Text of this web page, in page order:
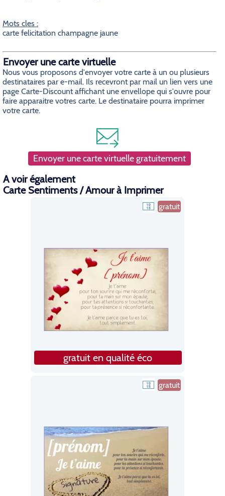
Mots cles :
carte felicitation champagne jaune
Envoyer une carte virtuelle
Nous vous proposons d'envoyer votre carte à un ou plusieurs
destinataires par e-mail. Ils recevront par mail un lien vers une
page Carte-Discount affichant une envellope qui s'ouvre pour
faire apparaitre votres carte. Le destinataire pourra imprimer
votre carte.
Envoyer une carte virtuelle gratuitement
A voir également
Carte Sentiments / Amour à Imprimer
gratuit
gratuit en qualité éco
gratuit